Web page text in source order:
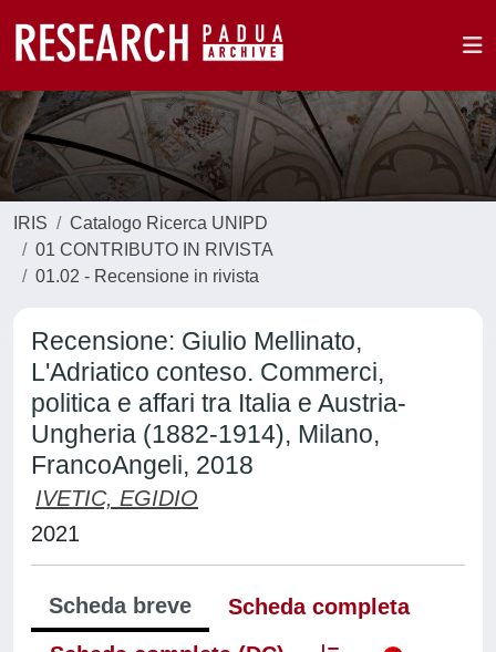
IRIS
Catalogo Ricerca UNIPD
01 CONTRIBUTO IN RIVISTA
01.02 - Recensione in rivista
Recensione: Giulio Mellinato,
L'Adriatico conteso. Commerci,
politica e affari tra Italia e Austria-
Ungheria (1882-1914), Milano,
FrancoAngeli, 2018
IVETIC, EGIDIO
2021
Scheda breve
Scheda completa